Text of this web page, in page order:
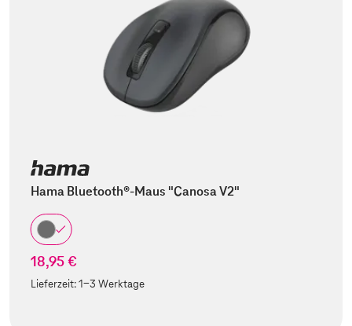
Hama Bluetooth®-Maus "Canosa V2"
18,95 €
Lieferzeit:1-3 Werktage